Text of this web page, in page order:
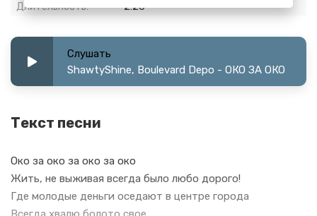
Длительность:
2:26
Слушать
ShawtyShine, Boulevard Depo - ОКО ЗА ОКО
Текст песни
Око за око за око за око
Жить, не выживая всегда было любо дорого!
Где молодые деньги оседают в центре города